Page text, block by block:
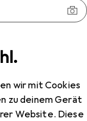
wir mit Cookies
zu deinem Gerät
Website. Diese